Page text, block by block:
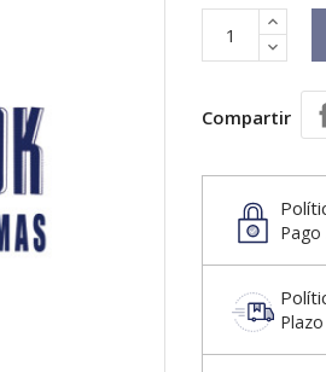
Compartir